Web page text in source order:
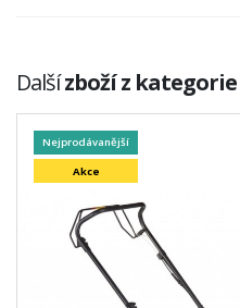
Dalšízboží z kategorie
Nejprodávanější
Akce